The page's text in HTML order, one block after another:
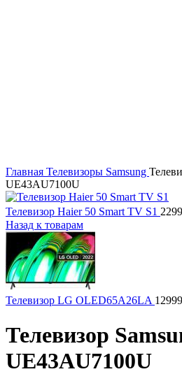
Главная Телевизоры Samsung
UE43AU7100U
Телевизор Haier 50 Smart TV S1
Назад к товарам
Телевизор LG OLED65A26LA
Телевизор
UE43AU7100U